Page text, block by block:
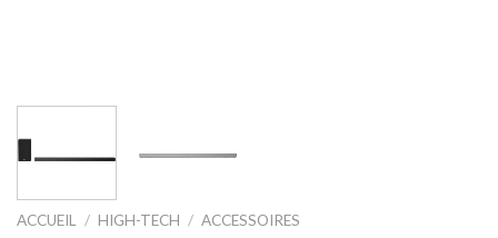
ACCUEIL / HIGH-TECH / ACCESSOIRES